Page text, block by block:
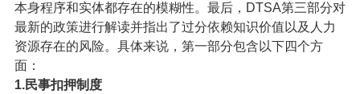
本身程序和实体都存在的模糊性。最后，DTSA第三部分对
最新的政策进行解读并指出了过分依赖知识价值以及人力
资源存在的风险。具体来说，第一部分包含以下四个方
面：
1.民事扣押制度